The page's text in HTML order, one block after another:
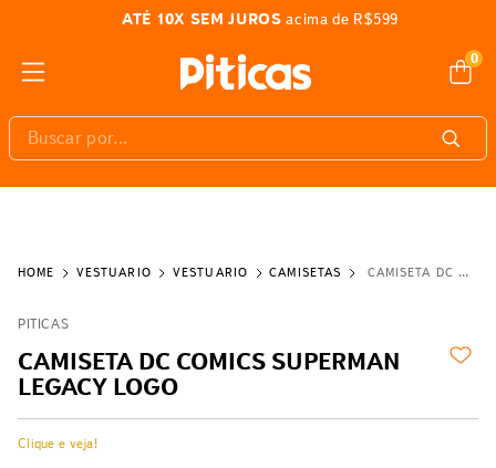
ATÉ 10X SEM JUROS acima de R$599
0
Buscar por...
VESTUÁRIO VESTUÁRIO CAMISETAS CAMISETA DC COMICS SUPERMAN LEGACY LOGO
PITICAS
CAMISETA DC COMICS SUPERMAN
LEGACY LOGO
Clique e veja!